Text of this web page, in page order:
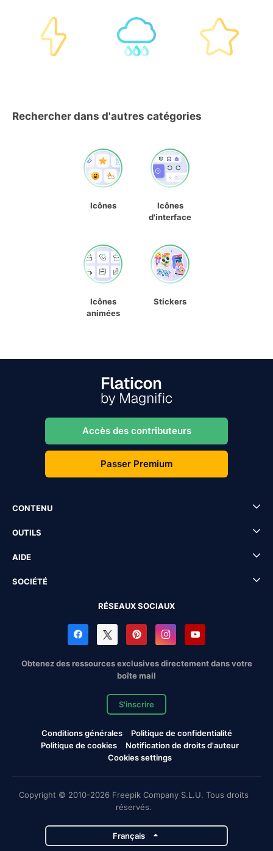
Rechercher dans d'autres catégories
Icônes
Icônes
d'interface
Icônes
animées
Stickers
Accès des contributeurs
Passer Premium
CONTENU
OUTILS
AIDE
SOCIÉTÉ
RÉSEAUX SOCIAUX
Obtenez des ressources exclusives directement dans votre
boîte mail
S'inscrire
Conditions générales
Politique de confidentialité
Politique de cookies
Notification de droits d'auteur
Cookies settings
Copyright © 2010-2026 Freepik Company S.L.U. Tous droits
réservés.
Français